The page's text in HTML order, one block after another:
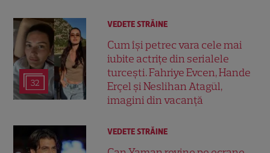
32
VEDETE STRĂINE
Cum își petrec vara cele mai
iubite actrițe din serialele
turcești. Fahriye Evcen, Hande
Erçel și Neslihan Atagül,
imagini din vacanță
VEDETE STRĂINE